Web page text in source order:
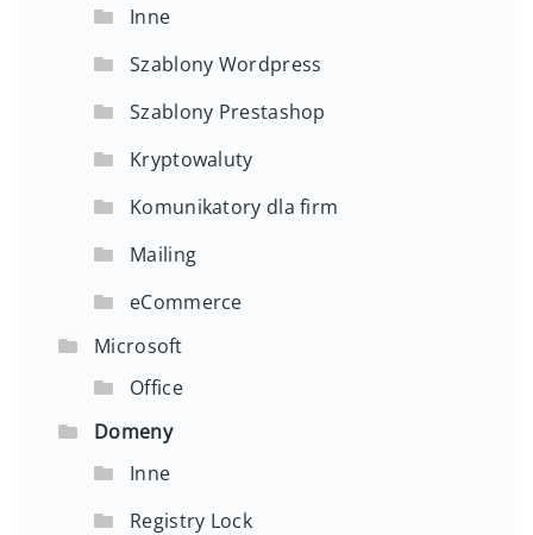
Inne
Szablony Wordpress
Szablony Prestashop
Kryptowaluty
Komunikatory dla firm
Mailing
eCommerce
Microsoft
Office
Domeny
Inne
Registry Lock